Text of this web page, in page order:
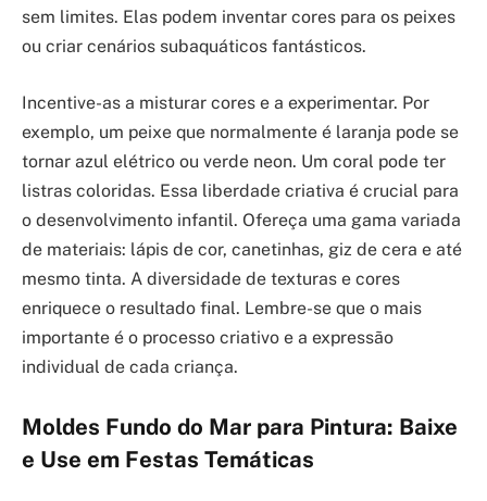
sem limites. Elas podem inventar cores para os peixes
ou criar cenários subaquáticos fantásticos.
Incentive-as a misturar cores e a experimentar. Por
exemplo, um peixe que normalmente é laranja pode se
tornar azul elétrico ou verde neon. Um coral pode ter
listras coloridas. Essa liberdade criativa é crucial para
o desenvolvimento infantil. Ofereça uma gama variada
de materiais: lápis de cor, canetinhas, giz de cera e até
mesmo tinta. A diversidade de texturas e cores
enriquece o resultado final. Lembre-se que o mais
importante é o processo criativo e a expressão
individual de cada criança.
Moldes Fundo do Mar para Pintura: Baixe
e Use em Festas Temáticas